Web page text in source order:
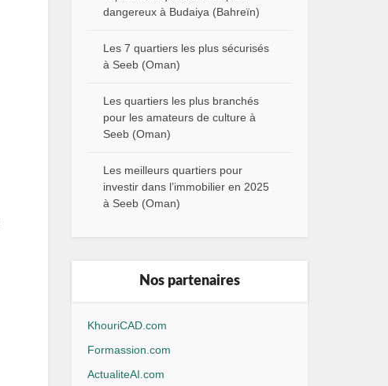
dangereux à Budaiya (Bahreïn)
Les 7 quartiers les plus sécurisés
à Seeb (Oman)
Les quartiers les plus branchés
pour les amateurs de culture à
Seeb (Oman)
Les meilleurs quartiers pour
investir dans l’immobilier en 2025
à Seeb (Oman)
Nos partenaires
KhouriCAD.com
Formassion.com
ActualiteAI.com